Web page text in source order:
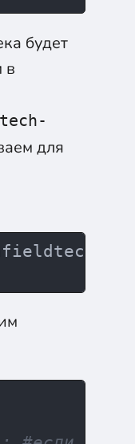
будет
в
для